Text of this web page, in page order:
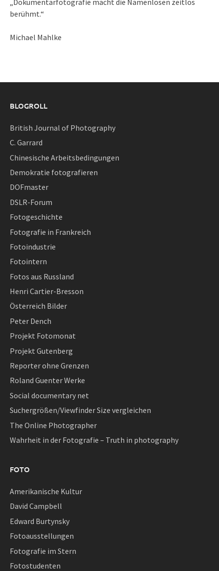
berühmt.“
Michael Mahlke
BLOGROLL
British Journal of Photography
C. Garrard
Chinesische Arbeitsbedingungen
Demokratie fotografieren
DOFmaster
DSLR-Forum
Fotogeschichte
Fotografie in Frankreich
Fotoindustrie
Fotointern
Fotos aus Russland
Henri Cartier-Bresson
Österreich Bilder
Peter Dench
Projekt Fotomonat
Projekt Gutenberg
Reporter ohne Grenzen
Roland Guenter Werke
Social documentary net
Suchergrößen/Viewfinder Size vergleichen
The Online Photographer
Wahrheit in der Fotografie – Truth in photography
FOTO
Amerikanische Kultur
David Campbell
Edward Burtynsky
Fotoausstellungen
Fotografie im Stern
Fotostudenten